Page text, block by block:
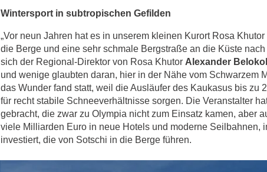
Wintersport in subtropischen Gefilden
„Vor neun Jahren hat es in unserem kleinen Kurort Rosa
die Berge und eine sehr schmale Bergstraße an die Küste
sich der Regional-Direktor von Rosa Khutor Alexander
und wenige glaubten daran, hier in der Nähe vom Schwarzem
das Wunder fand statt, weil die Ausläufer des Kaukasus bis zu
für recht stabile Schneeverhältnisse sorgen. Die Veranstalter
gebracht, die zwar zu Olympia nicht zum Einsatz kamen, aber
viele Milliarden Euro in neue Hotels und moderne Seilbahnen,
investiert, die von Sotschi in die Berge führen.